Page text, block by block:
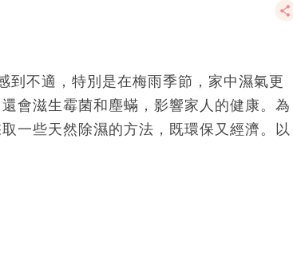
到不適，特別是在梅雨季節，家中濕氣更
會滋生霉菌和塵蟎，影響家人的健康。為
一些天然除濕的方法，既環保又經濟。以